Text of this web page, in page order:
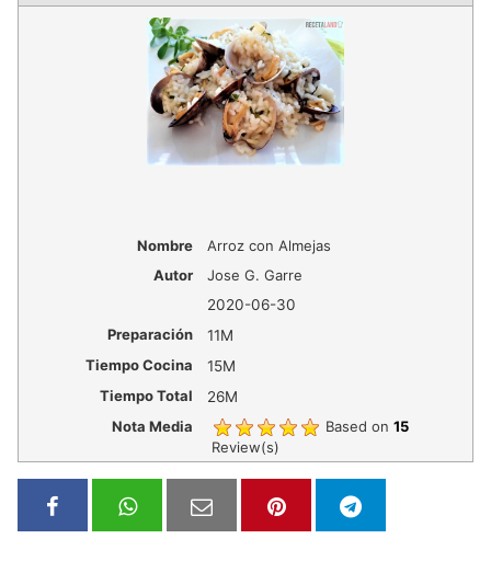
Nombre
Arroz con Almejas
Autor
Jose G. Garre
2020-06-30
Preparación
11M
Tiempo Cocina
15M
Tiempo Total
26M
Nota Media
Based on15
Review(s)